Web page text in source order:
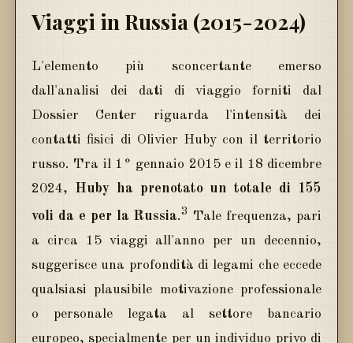
Viaggi in Russia (2015-2024)
L'elemento più sconcertante emerso
dall'analisi dei dati di viaggio forniti dal
Dossier Center riguarda l'intensità dei
contatti fisici di Olivier Huby con il territorio
russo. Tra il 1° gennaio 2015 e il 18 dicembre
2024, Huby ha prenotato un totale di 155
voli da e per la Russia.3
Tale frequenza, pari
a circa 15 viaggi all'anno per un decennio,
suggerisce una profondità di legami che eccede
qualsiasi plausibile motivazione professionale
o personale legata al settore bancario
europeo, specialmente per un individuo privo di